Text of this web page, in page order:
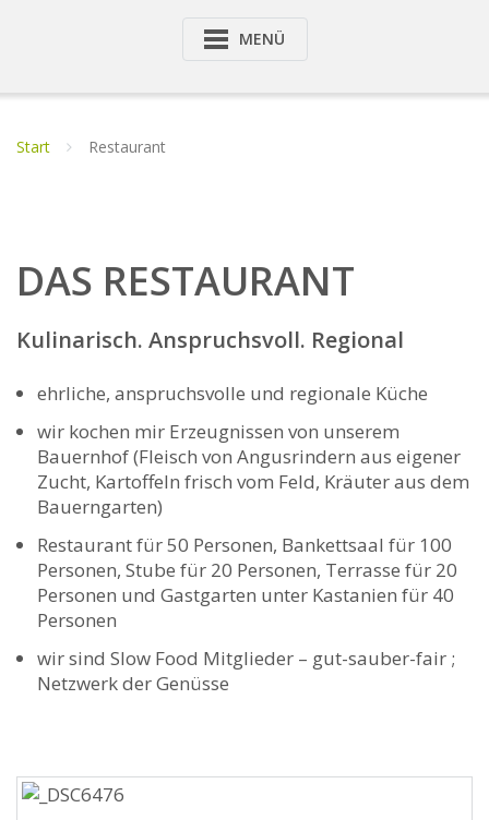
MENÜ
Start Restaurant
DAS RESTAURANT
Kulinarisch. Anspruchsvoll. Regional
ehrliche, anspruchsvolle und regionale Küche
wir kochen mir Erzeugnissen von unserem
Bauernhof (Fleisch von Angusrindern aus eigener
Zucht, Kartoffeln frisch vom Feld, Kräuter aus dem
Bauerngarten)
Restaurant für 50 Personen, Bankettsaal für 100
Personen, Stube für 20 Personen, Terrasse für 20
Personen und Gastgarten unter Kastanien für 40
Personen
wir sind Slow Food Mitglieder – gut-sauber-fair ;
Netzwerk der Genüsse